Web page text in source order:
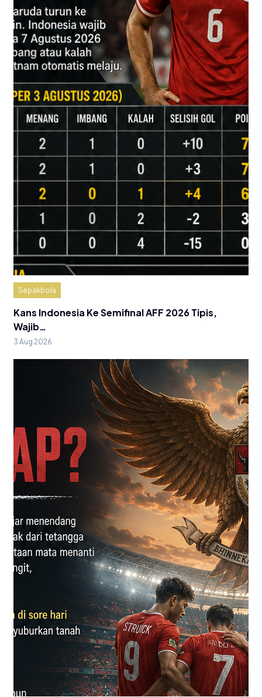
Sepakbola
Kans Indonesia Ke Semifinal AFF 2026 Tipis,
Wajib…
3 Aug 2026